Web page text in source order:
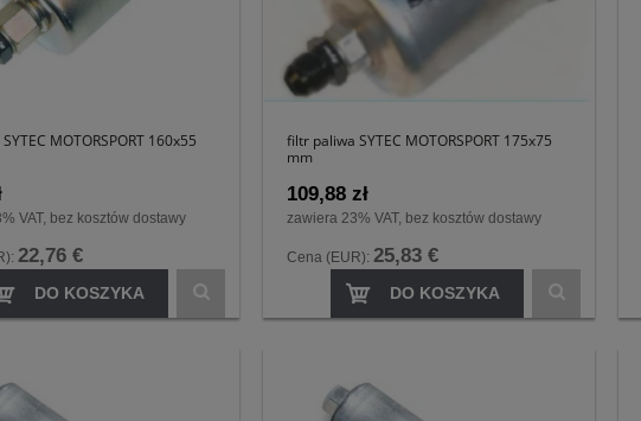
MOTORSPORT 160x55
VAT, bez kosztów dostawy
22,76 €
DO KOSZYKA
filtr paliwa SYTEC MOTORSPORT 175x75
mm
109,88 zł
zawiera 23% VAT, bez kosztów dostawy
Cena (EUR): 25,83 €
DO KOSZYKA